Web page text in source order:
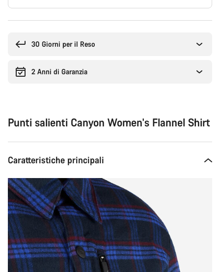
l'acquisto30 Giorni per il Reso
2 Anni di Garanzia
Punti salienti Canyon Women's Flannel Shirt
Caratteristiche principali